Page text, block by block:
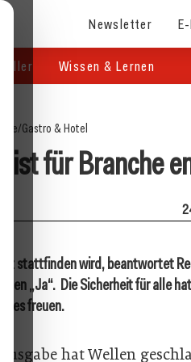
Newsletter
Wissen & Lernen
/Gastro & Hotel
ist für Branche
stattfinden wird, beantwortet
„Ja“. Die Sicherheit für alle
freuen.
hat Wellen